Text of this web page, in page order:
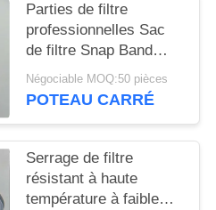
Parties de filtre
professionnelles Sac
de filtre Snap Band
Matériau et taille
différents
Négociable MOQ:50 pièces
POTEAU CARRÉ
Serrage de filtre
résistant à haute
température à faible